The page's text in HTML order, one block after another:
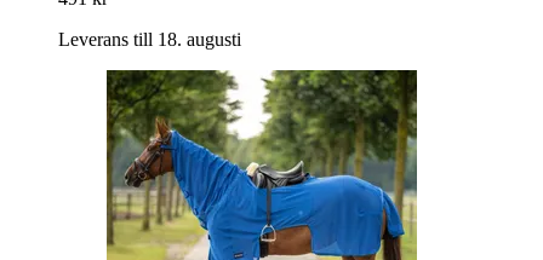
Leverans till 18. augusti